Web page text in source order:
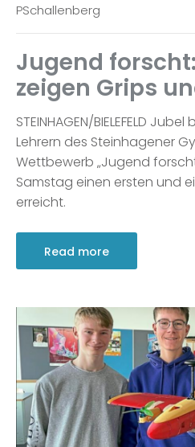
PSchallenberg
Jugend
zeigen Grips
STEINHAGEN/BIELEFELD
Lehrern des Steinhagener
Wettbewerb „Jugend
Samstag einen ersten und
erreicht.
Read more